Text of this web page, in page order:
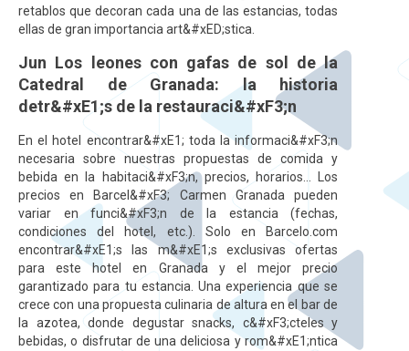
retablos que decoran cada una de las estancias, todas
ellas de gran importancia art&#xED;stica.
Jun Los leones con gafas de sol de la
Catedral de Granada: la historia
detr&#xE1;s de la restauraci&#xF3;n
En el hotel encontrar&#xE1; toda la informaci&#xF3;n
necesaria sobre nuestras propuestas de comida y
bebida en la habitaci&#xF3;n, precios, horarios… Los
precios en Barcel&#xF3; Carmen Granada pueden
variar en funci&#xF3;n de la estancia (fechas,
condiciones del hotel, etc.). Solo en Barcelo.com
encontrar&#xE1;s las m&#xE1;s exclusivas ofertas
para este hotel en Granada y el mejor precio
garantizado para tu estancia. Una experiencia que se
crece con una propuesta culinaria de altura en el bar de
la azotea, donde degustar snacks, c&#xF3;cteles y
bebidas, o disfrutar de una deliciosa y rom&#xE1;ntica